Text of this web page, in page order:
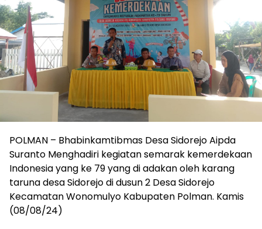
POLMAN – Bhabinkamtibmas Desa Sidorejo Aipda
Suranto Menghadiri kegiatan semarak kemerdekaan
Indonesia yang ke 79 yang di adakan oleh karang
taruna desa Sidorejo di dusun 2 Desa Sidorejo
Kecamatan Wonomulyo Kabupaten Polman. Kamis
(08/08/24)